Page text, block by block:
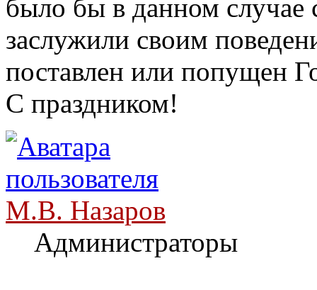
было бы в данном случае
заслужили своим
поставлен или попущен
С праздником!
М.В. Назаров
Администраторы